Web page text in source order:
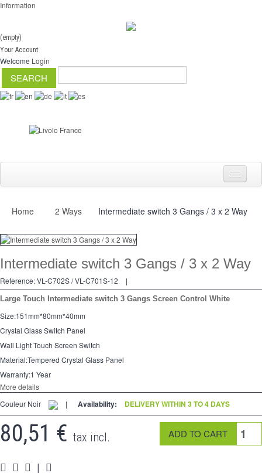
Information
(empty)
Your Account
Welcome Login
Switch
Dimmer
2 Ways
Accessories
Pièces
Media
Espace PRO
Home 2 Ways Intermediate switch 3 Gangs / 3 x 2 Way
Intermediate switch 3 Gangs / 3 x 2 Way
Reference:VL-C702S / VL-C701S-12 |
Large Touch Intermediate switch 3 Gangs Screen Control White
Size:151mm*80mm*40mm
Crystal Glass Switch Panel
Wall Light Touch Screen Switch
Material:Tempered Crystal Glass Panel
Warranty:1 Year
More details
Couleur Noir
| Availability: DELIVERY WITHIN 3 TO 4 DAYS
80,51 € tax incl.
|